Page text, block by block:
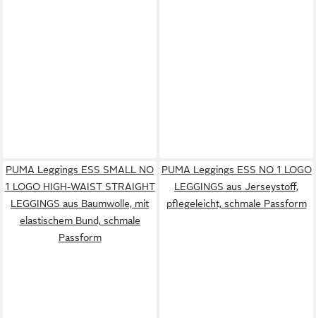
PUMA Leggings ESS SMALL NO
1 LOGO HIGH-WAIST STRAIGHT
LEGGINGS aus Baumwolle, mit
elastischem Bund, schmale
Passform
PUMA Leggings ESS NO 1 LOGO
LEGGINGS aus Jerseystoff,
pflegeleicht, schmale Passform